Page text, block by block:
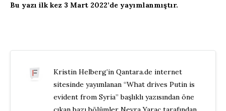
Bu yazı ilk kez 3 Mart 2022’de yayımlanmıştır.
Kristin Helberg’in Qantara.de internet
sitesinde yayımlanan “What drives Putin is
evident from Syria” başlıklı yazısından öne